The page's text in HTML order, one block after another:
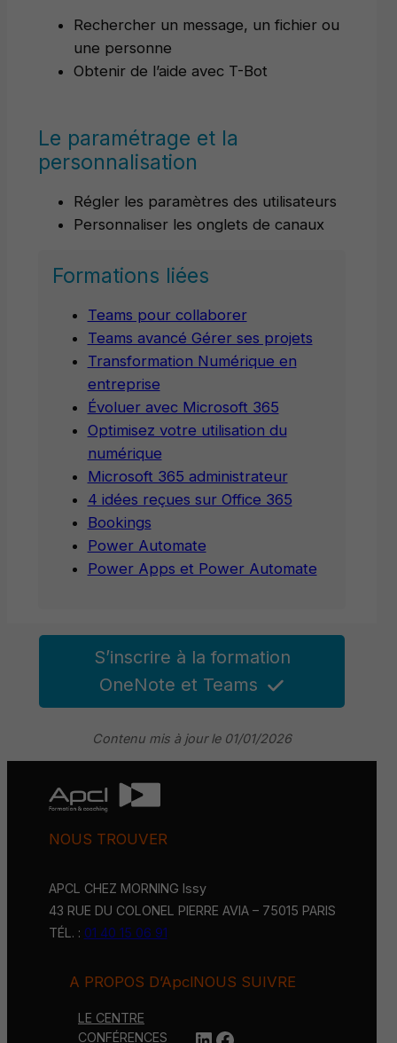
Rechercher un message, un fichier ou
une personne
Obtenir de l’aide avec T-Bot
Le paramétrage et la
personnalisation
Régler les paramètres des utilisateurs
Personnaliser les onglets de canaux
Formations liées
Teams pour collaborer
Teams avancé Gérer ses projets
Transformation Numérique en
entreprise
Évoluer avec Microsoft 365
Optimisez votre utilisation du
numérique
Microsoft 365 administrateur
4 idées reçues sur Office 365
Bookings
Power Automate
Power Apps et Power Automate
S’inscrire à la formation
OneNote et Teams
Contenu mis à jour le 01/01/2026
NOUS TROUVER
APCL CHEZ MORNING Issy
43 RUE DU COLONEL PIERRE AVIA – 75015 PARIS
TÉL. : 01 40 15 06 91
A PROPOS D’Apcl
LE CENTRE
CONFÉRENCES
NOUS SUIVRE